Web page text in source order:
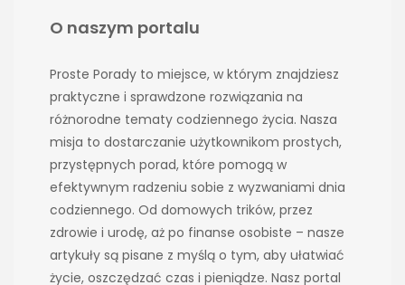
O naszym portalu
Proste Porady to miejsce, w którym znajdziesz
praktyczne i sprawdzone rozwiązania na
różnorodne tematy codziennego życia. Nasza
misja to dostarczanie użytkownikom prostych,
przystępnych porad, które pomogą w
efektywnym radzeniu sobie z wyzwaniami dnia
codziennego. Od domowych trików, przez
zdrowie i urodę, aż po finanse osobiste – nasze
artykuły są pisane z myślą o tym, aby ułatwiać
życie, oszczędzać czas i pieniądze. Nasz portal